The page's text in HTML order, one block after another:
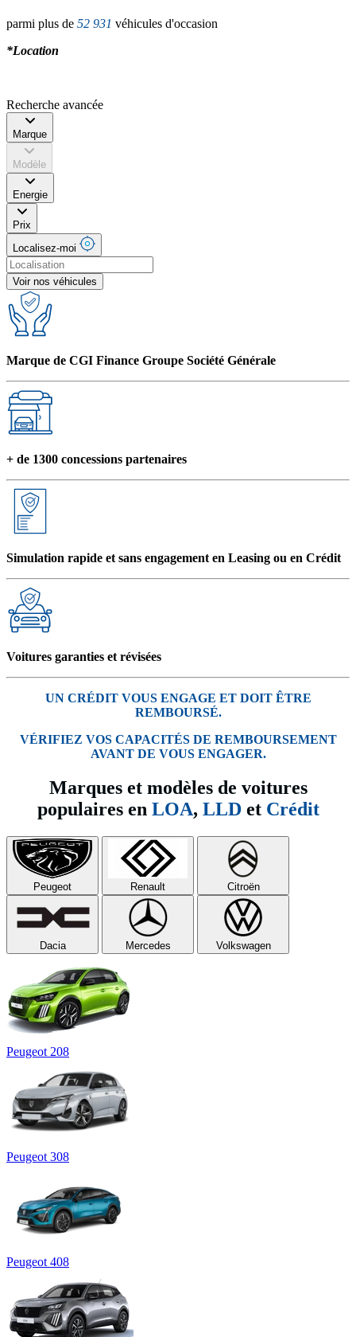
parmi plus de 52 931 véhicules d'occasion
*Location
Recherche avancée
Marque
Modèle
Energie
Prix
Localisez-moi
Voir nos véhicules
Marque de CGI Finance Groupe Société Générale
+ de 1300 concessions partenaires
Simulation rapide et sans engagement en Leasing ou en Crédit
Voitures garanties et révisées
UN CRÉDIT VOUS ENGAGE ET DOIT ÊTRE
REMBOURSÉ.
VÉRIFIEZ VOS CAPACITÉS DE REMBOURSEMENT
AVANT DE VOUS ENGAGER.
Marques et modèles de voitures
populaires en LOA, LLD et Crédit
Peugeot Renault Citroën
Dacia Mercedes Volkswagen
Peugeot 208
Peugeot 308
Peugeot 408